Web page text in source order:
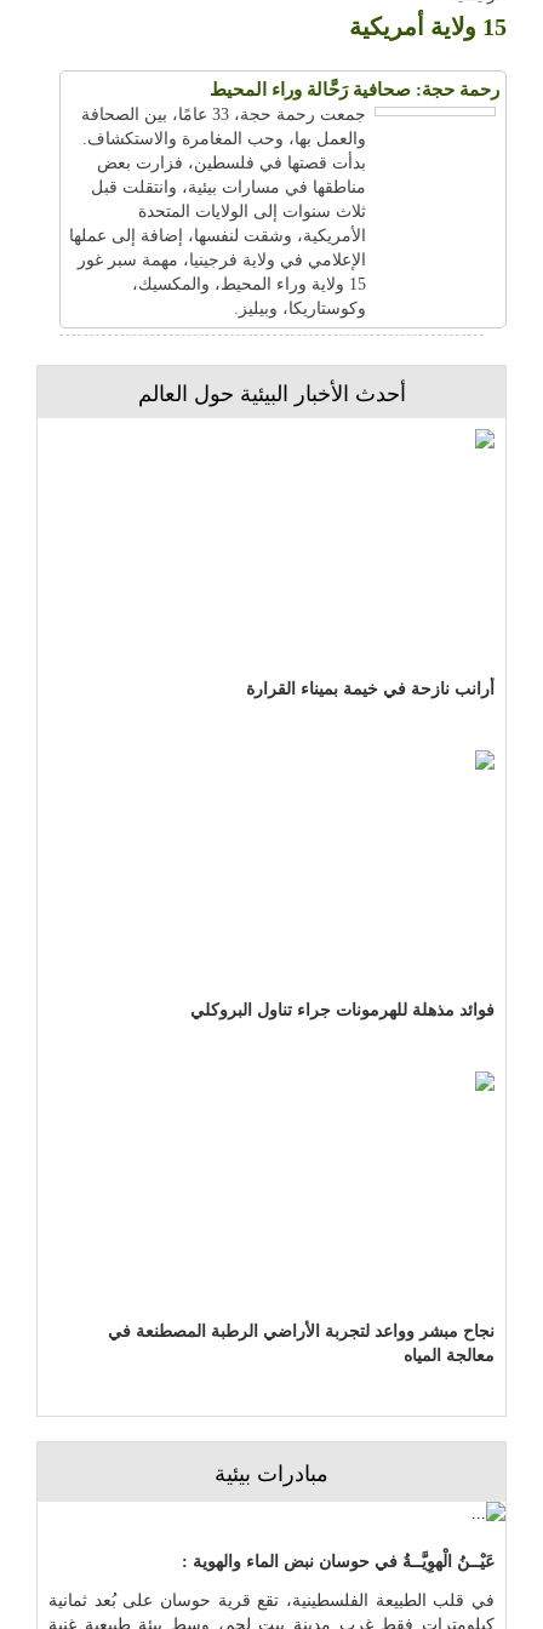
15 ولاية أمريكية
رحمة حجة: صحافية رَحَّالة وراء المحيط
جمعت رحمة حجة، 33 عامًا، بين الصحافة
والعمل بها، وحب المغامرة والاستكشاف.
بدأت قصتها في فلسطين، فزارت بعض
مناطقها في مسارات بيئية، وانتقلت قبل
ثلاث سنوات إلى الولايات المتحدة
الأمريكية، وشقت لنفسها، إضافة إلى عملها
الإعلامي في ولاية فرجينيا، مهمة سبر غور
15 ولاية وراء المحيط، والمكسيك،
وكوستاريكا، وبيليز.
أحدث الأخبار البيئية حول العالم
أرانب نازحة في خيمة بميناء القرارة
فوائد مذهلة للهرمونات جراء تناول البروكلي
نجاح مبشر وواعد لتجربة الأراضي الرطبة المصطنعة في
معالجة المياه
مبادرات بيئية
عَيْــنُ الْهوِيَّــةُ في حوسان نبض الماء والهوية :
في قلب الطبيعة الفلسطينية، تقع قرية حوسان على بُعد ثمانية
كيلومترات فقط غرب مدينة بيت لحم، وسط بيئة طبيعية غنية